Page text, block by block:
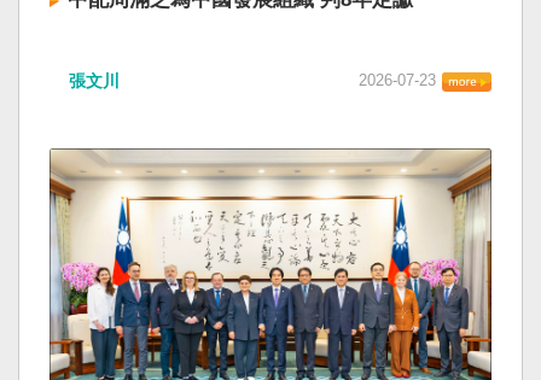
張文川 2026-07-23